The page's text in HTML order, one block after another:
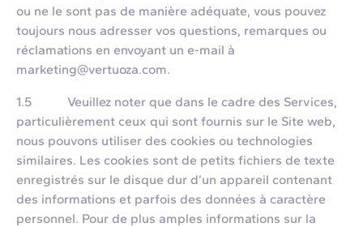
ou ne le sont pas de manière adéquate, vous pouvez
toujours nous adresser vos questions, remarques ou
réclamations en envoyant un e-mail à
marketing@vertuoza.com.
1.5 Veuillez noter que dans le cadre des Services,
particulièrement ceux qui sont fournis sur le Site web,
nous pouvons utiliser des cookies ou technologies
similaires. Les cookies sont de petits fichiers de texte
enregistrés sur le disque dur d’un appareil contenant
des informations et parfois des données à caractère
personnel. Pour de plus amples informations sur la